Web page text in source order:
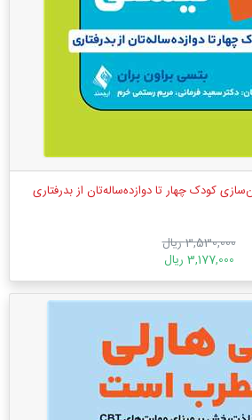
کودک چهار تا دوازده‌ساله‌تان از بدرفتاری
3,530,000 ریال
3,177,000 ریال